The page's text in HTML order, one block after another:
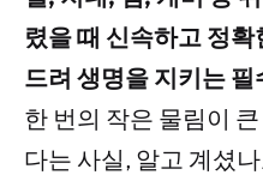
렸을 때 신속하고 정
드려 생명을 지키는
한 번의 작은 물림이
다는 사실, 알고 계셨